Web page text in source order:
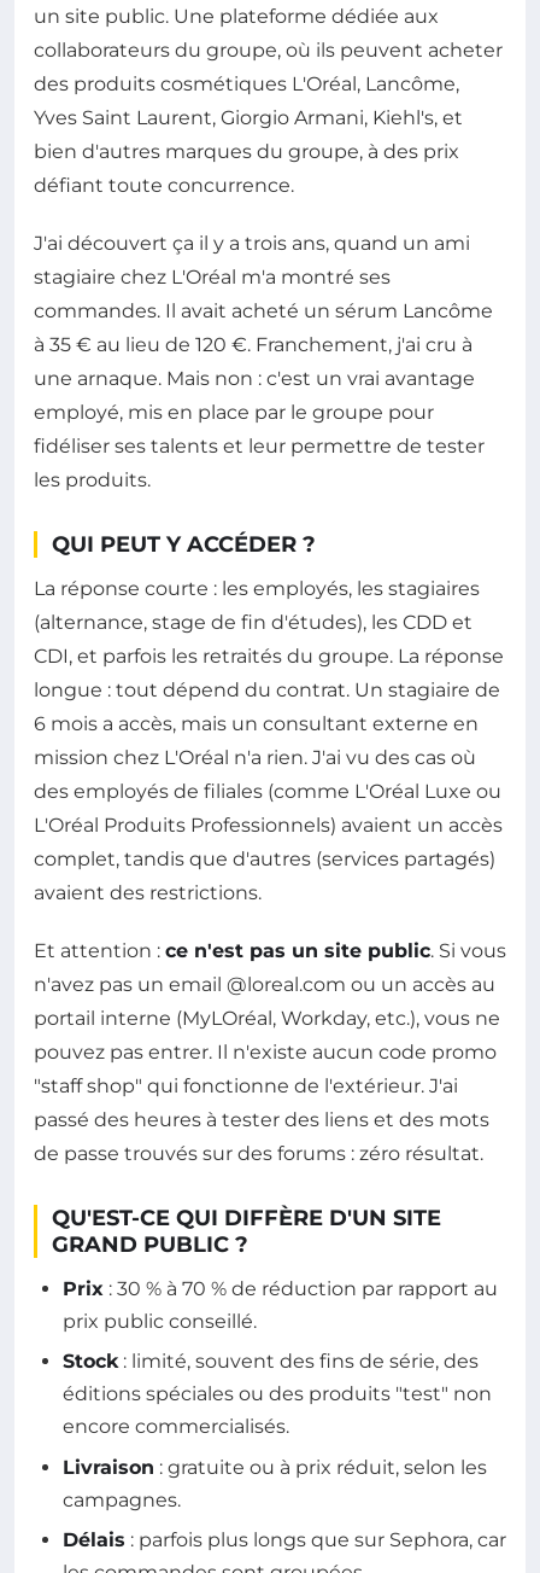
un site public. Une plateforme dédiée aux
collaborateurs du groupe, où ils peuvent acheter
des produits cosmétiques L'Oréal, Lancôme,
Yves Saint Laurent, Giorgio Armani, Kiehl's, et
bien d'autres marques du groupe, à des prix
défiant toute concurrence.
J'ai découvert ça il y a trois ans, quand un ami
stagiaire chez L'Oréal m'a montré ses
commandes. Il avait acheté un sérum Lancôme
à 35 € au lieu de 120 €. Franchement, j'ai cru à
une arnaque. Mais non : c'est un vrai avantage
employé, mis en place par le groupe pour
fidéliser ses talents et leur permettre de tester
les produits.
QUI PEUT Y ACCÉDER ?
La réponse courte : les employés, les stagiaires
(alternance, stage de fin d'études), les CDD et
CDI, et parfois les retraités du groupe. La réponse
longue : tout dépend du contrat. Un stagiaire de
6 mois a accès, mais un consultant externe en
mission chez L'Oréal n'a rien. J'ai vu des cas où
des employés de filiales (comme L'Oréal Luxe ou
L'Oréal Produits Professionnels) avaient un accès
complet, tandis que d'autres (services partagés)
avaient des restrictions.
Et attention : ce n'est pas un site public. Si vous
n'avez pas un email @loreal.com ou un accès au
portail interne (MyLOréal, Workday, etc.), vous ne
pouvez pas entrer. Il n'existe aucun code promo
"staff shop" qui fonctionne de l'extérieur. J'ai
passé des heures à tester des liens et des mots
de passe trouvés sur des forums : zéro résultat.
QU'EST-CE QUI DIFFÈRE D'UN SITE
GRAND PUBLIC ?
Prix : 30 % à 70 % de réduction par rapport au
prix public conseillé.
Stock: limité, souvent des fins de série, des
éditions spéciales ou des produits "test" non
encore commercialisés.
Livraison : gratuite ou à prix réduit, selon les
campagnes.
Délais : parfois plus longs que sur Sephora, car